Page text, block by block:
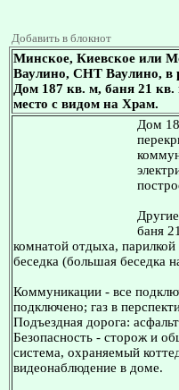
Добавить в блокнот
Минское, Киевское или
Ваулино, СНТ Ваулино, в
Дом 187 кв. м, баня 21 кв.
место с видом на Храм.
Дом
баня
комнатой отдыха,
беседка (большая беседка
Коммуникации - все
подключено; газ в
Подъездная дорога:
Безопасность - сторож и
система, охраняемый
видеонаблюдение в доме.